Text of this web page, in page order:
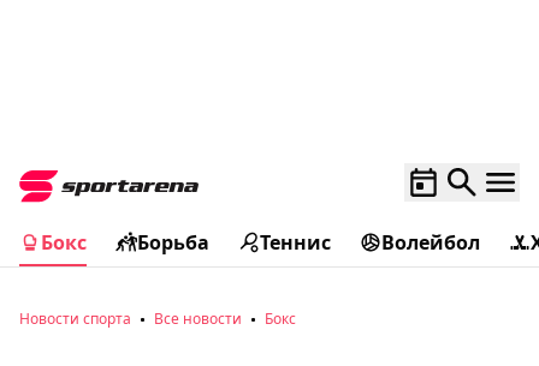
Бокс Борьба Теннис Волейбол
Новости спорта Все новости Бокс